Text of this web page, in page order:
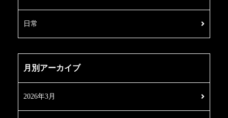
日常
月別アーカイブ
2026年3月